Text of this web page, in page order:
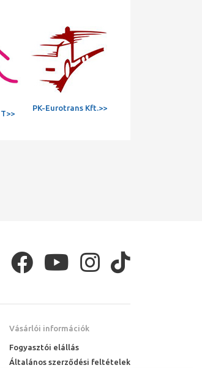
PK-Eurotrans Kft.>>
Vásárlói információk
Fogyasztói elállás
Általános szerződési feltételek